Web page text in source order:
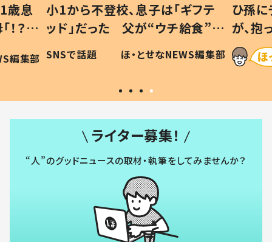
フテ
食”を
編集部
ひ孫にデレデレな80歳じいじ
が、抱っこすると…ひ孫の反応に
「涙が出ました」「可愛くて仕方な
い」
ほ・とせなNEWS編集部
ライター募集！
“人”のグッドニュースの取材・執筆をしてみませんか？